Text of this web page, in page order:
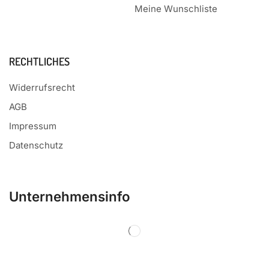
Meine Wunschliste
RECHTLICHES
Widerrufsrecht
AGB
Impressum
Datenschutz
Unternehmensinfo